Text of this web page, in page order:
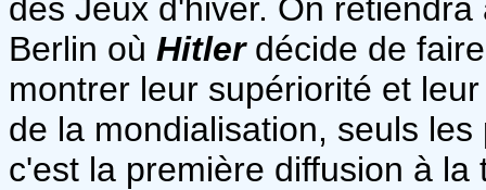
des Jeux d'hiver. On
Berlin où Hitlerdécide de
montrer leur supériorité et
de la mondialisation, seuls
c'est la première diffusion à